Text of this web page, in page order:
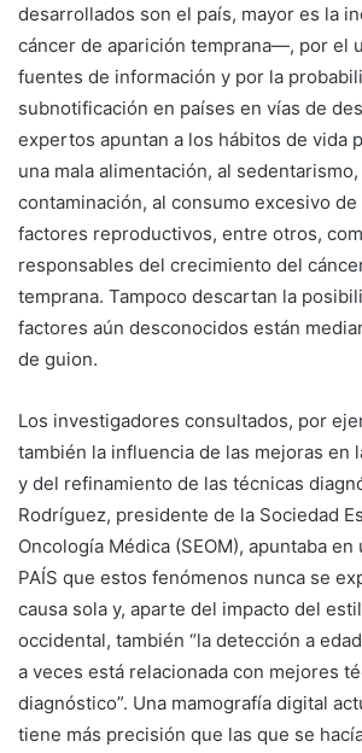
desarrollados son el país, mayor es la
cáncer de aparición temprana—, por el
fuentes de información y por la
subnotificación en países en vías de
expertos apuntan a los hábitos de vida
una mala alimentación, al sedentarismo,
contaminación, al consumo excesivo
factores reproductivos, entre otros,
responsables del crecimiento del
temprana. Tampoco descartan la
factores aún desconocidos están
de guion.
Los investigadores consultados, por
también la influencia de las mejoras en
y del refinamiento de las técnicas
Rodríguez, presidente de la Sociedad
Oncología Médica (SEOM), apuntaba
PAÍS que estos fenómenos nunca se
causa sola y, aparte del impacto del
occidental, también “la detección a
a veces está relacionada con mejores
diagnóstico”. Una mamografía digital
tiene más precisión que las que se